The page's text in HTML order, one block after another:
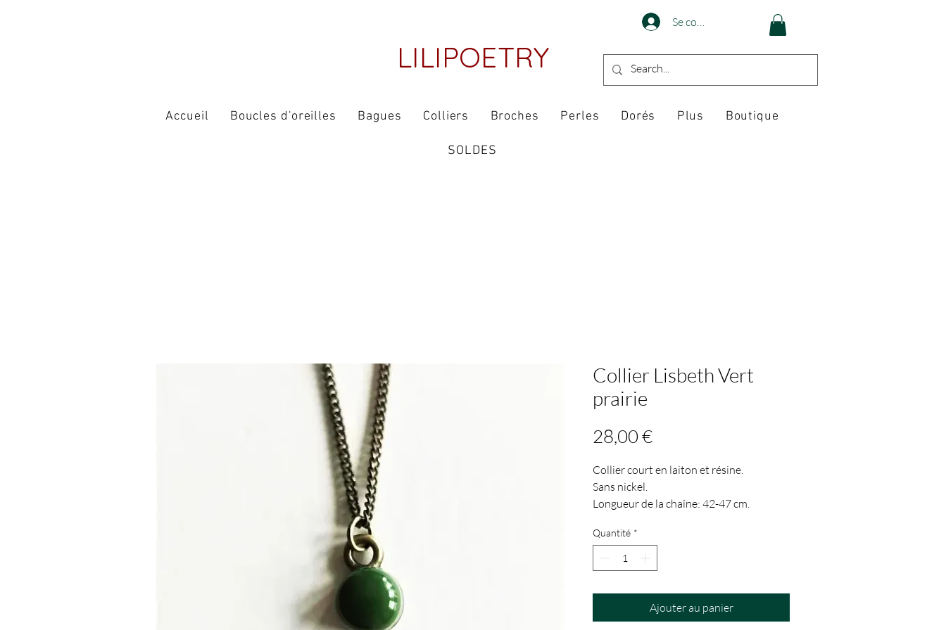
LILIPOETRY
Se connecter
Accueil Boucles d'oreilles Bagues Colliers Broches Perles Dorés Plus Boutique
SOLDES
Collier Lisbeth Vert
prairie
28,00 €Prix
Collier court en laiton et résine.
Sans nickel.
Longueur de la chaîne: 42-47 cm.
Quantité *
Ajouter au panier